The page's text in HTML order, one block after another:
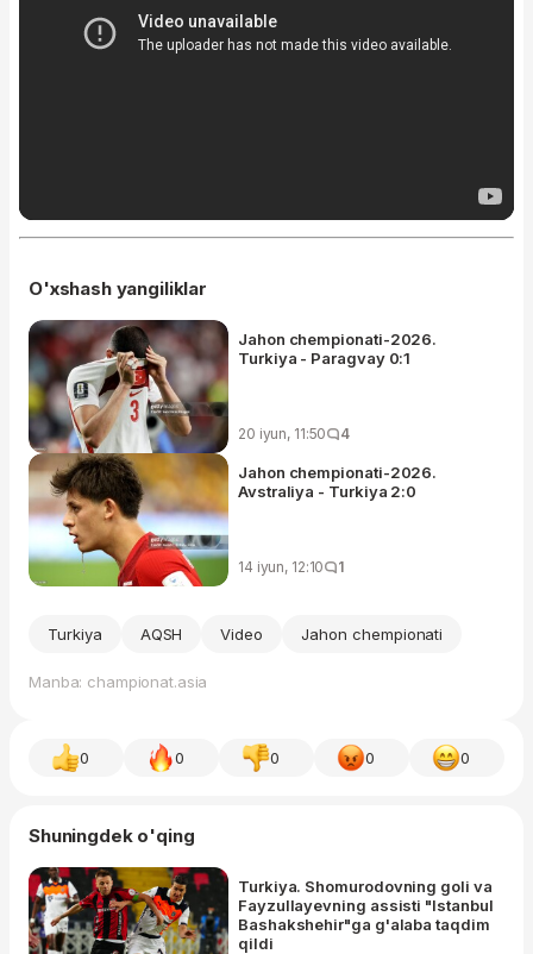
O'xshash yangiliklar
Jahon chempionati-2026.
Turkiya - Paragvay 0:1
20 iyun, 11:50 4
Jahon chempionati-2026.
Avstraliya - Turkiya 2:0
14 iyun, 12:10 1
Turkiya AQSH Video Jahon chempionati
Manba: championat.asia
0 0 0 0 0
Shuningdek o'qing
Turkiya. Shomurodovning goli va
Fayzullayevning assisti "Istanbul
Bashakshehir"ga g'alaba taqdim
qildi